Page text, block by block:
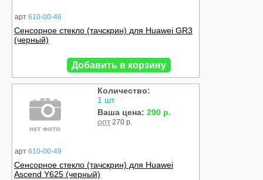
арт 610-00-46
Сенсорное стекло (тачскрин) для Huawei GR3
(черный)
Добавить в корзину
арт 610-00-49
Количество:
1 шт.
Ваша цена: 290 р.
опт 270 р.
Сенсорное стекло (тачскрин) для Huawei
Ascend Y625 (черный)